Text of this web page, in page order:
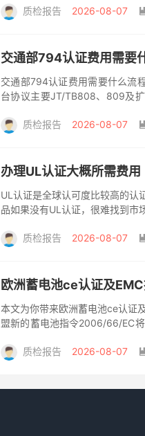
质检报告 2026-08-07
交通部794认证费用需要
交通部794认证费用需要什么流
台协议主要JT/TB808、809及
质检报告 2026-08-07
办理UL认证大概所需费用
UL认证是全球认可度比较高的认
品如果没有UL认证，很难找到市
都...
质检报告 2026-08-07
欧洲蓄电池ce认证及
本文为你带来欧洲蓄电池ce认证
盟新的蓄电池指令2006/66/EC
质检报告 2026-08-07